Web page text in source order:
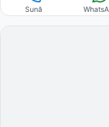
Sună